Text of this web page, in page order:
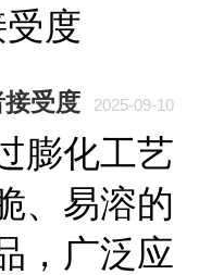
度
受度 2025-09-10
膨化工艺
、易溶的
，广泛应